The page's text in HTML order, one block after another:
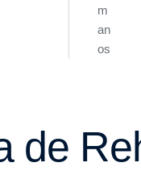
m
an
os
de